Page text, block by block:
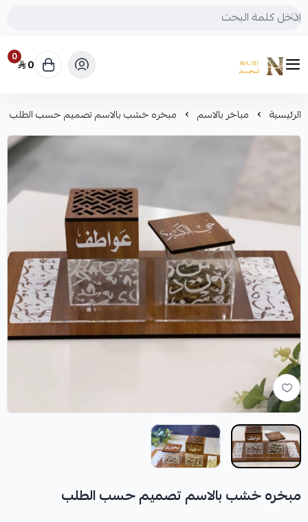
متجر نجد
0 0
الرئيسية مباخر بالاسم مبخره خشب بالاسم تصميم حسب الطلب
مبخره خشب بالاسم تصميم حسب الطلب